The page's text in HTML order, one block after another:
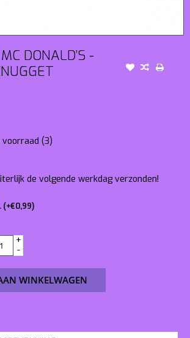
DONALD’S -
voorraad (3)
de volgende werkdag verzonden!
. (+€0,99)
+
-
WINKELWAGEN